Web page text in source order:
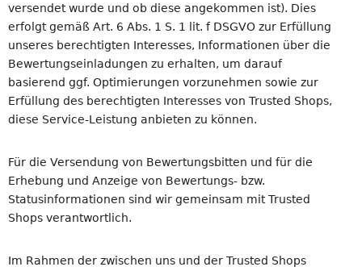
versendet wurde und ob diese angekommen ist). Dies
erfolgt gemäß Art. 6 Abs. 1 S. 1 lit. f DSGVO zur Erfüllung
unseres berechtigten Interesses, Informationen über die
Bewertungseinladungen zu erhalten, um darauf
basierend ggf. Optimierungen vorzunehmen sowie zur
Erfüllung des berechtigten Interesses von Trusted Shops,
diese Service-Leistung anbieten zu können.
Für die Versendung von Bewertungsbitten und für die
Erhebung und Anzeige von Bewertungs- bzw.
Statusinformationen sind wir gemeinsam mit Trusted
Shops verantwortlich.
Im Rahmen der zwischen uns und der Trusted Shops